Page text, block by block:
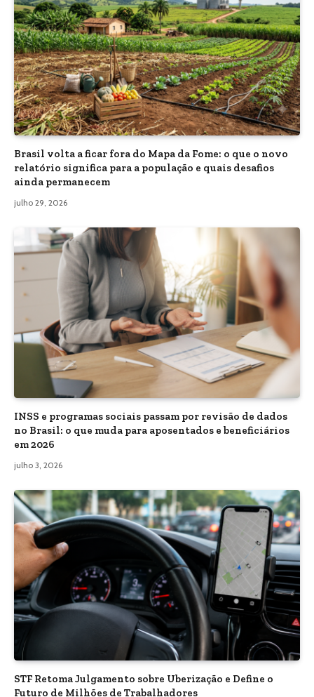
Brasil volta a ficar fora do Mapa da Fome: o que o novo
relatório significa para a população e quais desafios
ainda permanecem
julho 29, 2026
INSS e programas sociais passam por revisão de dados
no Brasil: o que muda para aposentados e beneficiários
em 2026
julho 3, 2026
STF Retoma Julgamento sobre Uberização e Define o
Futuro de Milhões de Trabalhadores